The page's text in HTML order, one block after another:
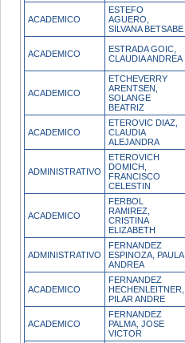
ACADEMICO
ESTEFO
AGUERO,
SILVANA BETSABE
ACADEMICO
ESTRADA GOIC,
CLAUDIA ANDREA
ACADEMICO
ETCHEVERRY
ARENTSEN,
SOLANGE
BEATRIZ
ACADEMICO
ETEROVIC DIAZ,
CLAUDIA
ALEJANDRA
ADMINISTRATIVO
ETEROVICH
DOMICH,
FRANCISCO
CELESTIN
ACADEMICO
FERBOL
RAMIREZ,
CRISTINA
ELIZABETH
ADMINISTRATIVO
FERNANDEZ
ESPINOZA, PAULA
ANDREA
ACADEMICO
FERNANDEZ
HECHENLEITNER,
PILAR ANDRE
ACADEMICO
FERNANDEZ
PALMA, JOSE
VICTOR